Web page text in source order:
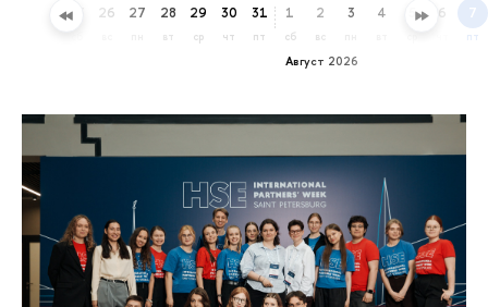
25 26 27 28
вт
29
ср
30
чт
31
пт
Август 2026
1
сб
2
вс
3 4 5 6 7
пт